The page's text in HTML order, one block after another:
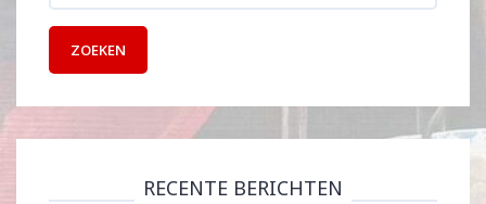
RECENTE BERICHTEN